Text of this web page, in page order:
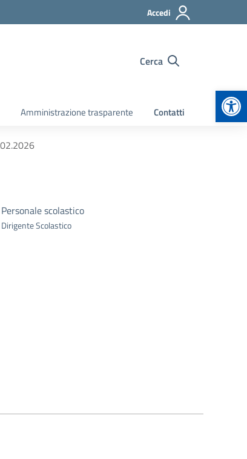
Accedi
Cerca
Amministrazione trasparente Contatti
Personale scolastico
Dirigente Scolastico